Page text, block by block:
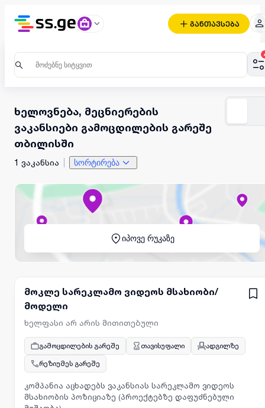
განთავსება
ხელოვნება, მეცნიერების
ვაკანსიები გამოცდილების გარეშე
თბილისში
1 ვაკანსია სორტირება
იპოვე რუკაზე
მოკლე სარეკლამო ვიდეოს მსახიობი/
მოდელი
ხელფასი არ არის მითითებული
გამოცდილების გარეშე თავისუფალი
ადგილზე
რეზიუმეს გარეშე
კომპანია აცხადებს ვაკანსიას სარეკლამო ვიდეოს
მსახიობის პოზიციაზე (პროექტებზე დაფუძნებული